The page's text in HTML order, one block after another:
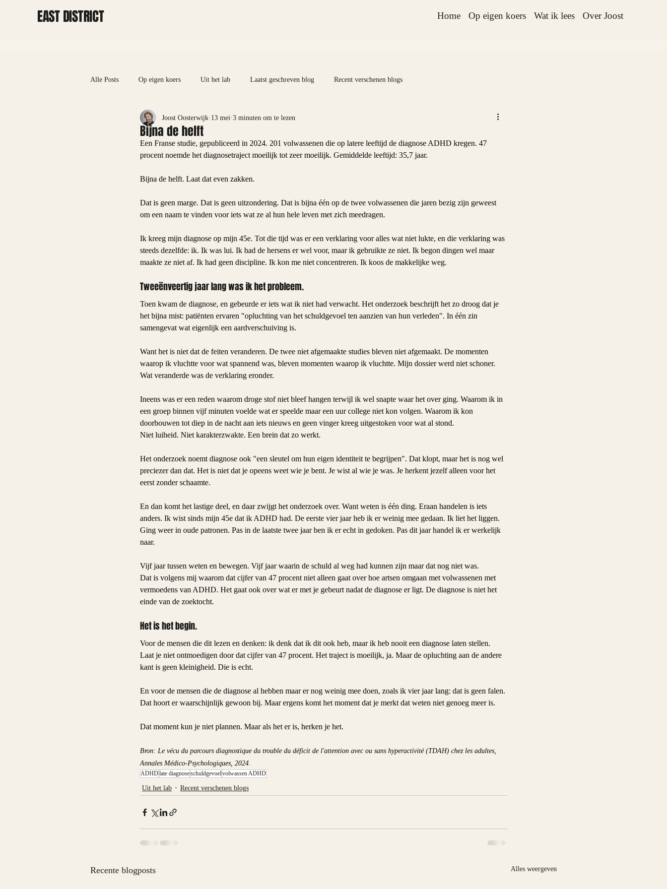
EAST DISTRICT Home Op eigen koers Wat ik lees Over Joost
Alle Posts Op eigen koers Uit het lab Laatst geschreven blog Recent verschenen blogs
Bijna de helft
Joost Oosterwijk 13 mei 3 minuten om te lezen
Een Franse studie, gepubliceerd in 2024. 201 volwassenen die op latere leeftijd de diagnose ADHD kregen. 47
procent noemde het diagnosetraject moeilijk tot zeer moeilijk. Gemiddelde leeftijd: 35,7 jaar.
Bijna de helft. Laat dat even zakken.
Dat is geen marge. Dat is geen uitzondering. Dat is bijna één op de twee volwassenen die jaren bezig zijn geweest
om een naam te vinden voor iets wat ze al hun hele leven met zich meedragen.
Ik kreeg mijn diagnose op mijn 45e. Tot die tijd was er een verklaring voor alles wat niet lukte, en die verklaring was
steeds dezelfde: ik. Ik was lui. Ik had de hersens er wel voor, maar ik gebruikte ze niet. Ik begon dingen wel maar
maakte ze niet af. Ik had geen discipline. Ik kon me niet concentreren. Ik koos de makkelijke weg.
Tweeënveertig jaar lang was ik het probleem.
Toen kwam de diagnose, en gebeurde er iets wat ik niet had verwacht. Het onderzoek beschrijft het zo droog dat je
het bijna mist: patiënten ervaren "opluchting van het schuldgevoel ten aanzien van hun verleden". In één zin
samengevat wat eigenlijk een aardverschuiving is.
Want het is niet dat de feiten veranderen. De twee niet afgemaakte studies bleven niet afgemaakt. De momenten
waarop ik vluchtte voor wat spannend was, bleven momenten waarop ik vluchtte. Mijn dossier werd niet schoner.
Wat veranderde was de verklaring eronder.
Ineens was er een reden waarom droge stof niet bleef hangen terwijl ik wel snapte waar het over ging. Waarom ik in
een groep binnen vijf minuten voelde wat er speelde maar een uur college niet kon volgen. Waarom ik kon
doorbouwen tot diep in de nacht aan iets nieuws en geen vinger kreeg uitgestoken voor wat al stond.
Niet luiheid. Niet karakterzwakte. Een brein dat zo werkt.
Het onderzoek noemt diagnose ook "een sleutel om hun eigen identiteit te begrijpen". Dat klopt, maar het is nog wel
preciezer dan dat. Het is niet dat je opeens weet wie je bent. Je wist al wie je was. Je herkent jezelf alleen voor het
eerst zonder schaamte.
En dan komt het lastige deel, en daar zwijgt het onderzoek over. Want weten is één ding. Eraan handelen is iets
anders. Ik wist sinds mijn 45e dat ik ADHD had. De eerste vier jaar heb ik er weinig mee gedaan. Ik liet het liggen.
Ging weer in oude patronen. Pas in de laatste twee jaar ben ik er echt in gedoken. Pas dit jaar handel ik er werkelijk
naar.
Vijf jaar tussen weten en bewegen. Vijf jaar waarin de schuld al weg had kunnen zijn maar dat nog niet was.
Dat is volgens mij waarom dat cijfer van 47 procent niet alleen gaat over hoe artsen omgaan met volwassenen met
vermoedens van ADHD. Het gaat ook over wat er met je gebeurt nadat de diagnose er ligt. De diagnose is niet het
einde van de zoektocht.
Het is het begin.
Voor de mensen die dit lezen en denken: ik denk dat ik dit ook heb, maar ik heb nooit een diagnose laten stellen.
Laat je niet ontmoedigen door dat cijfer van 47 procent. Het traject is moeilijk, ja. Maar de opluchting aan de andere
kant is geen kleinigheid. Die is echt.
En voor de mensen die de diagnose al hebben maar er nog weinig mee doen, zoals ik vier jaar lang: dat is geen falen.
Dat hoort er waarschijnlijk gewoon bij. Maar ergens komt het moment dat je merkt dat weten niet genoeg meer is.
Dat moment kun je niet plannen. Maar als het er is, herken je het.
Bron: Le vécu du parcours diagnostique du trouble du déficit de l'attention avec ou sans hyperactivité (TDAH) chez les adultes,
Annales Médico-Psychologiques, 2024.
ADHDlate diagnoseschuldgevoelvolwassen ADHD
Uit het lab Recent verschenen blogs
Recente blogposts Alles weergeven